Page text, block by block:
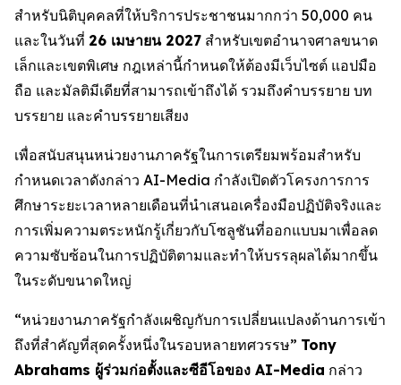
สำหรับนิติบุคคลที่ให้บริการประชาชนมากกว่า 50,000 คน
และในวันที่ 26 เมษายน 2027 สำหรับเขตอำนาจศาลขนาด
เล็กและเขตพิเศษ กฎเหล่านี้กำหนดให้ต้องมีเว็บไซต์ แอปมือ
ถือ และมัลติมีเดียที่สามารถเข้าถึงได้ รวมถึงคำบรรยาย บท
บรรยาย และคำบรรยายเสียง
เพื่อสนับสนุนหน่วยงานภาครัฐในการเตรียมพร้อมสำหรับ
กำหนดเวลาดังกล่าว AI-Media กำลังเปิดตัวโครงการการ
ศึกษาระยะเวลาหลายเดือนที่นำเสนอเครื่องมือปฏิบัติจริงและ
การเพิ่มความตระหนักรู้เกี่ยวกับโซลูชันที่ออกแบบมาเพื่อลด
ความซับซ้อนในการปฏิบัติตามและทำให้บรรลุผลได้มากขึ้น
ในระดับขนาดใหญ่
“หน่วยงานภาครัฐกำลังเผชิญกับการเปลี่ยนแปลงด้านการเข้า
ถึงที่สำคัญที่สุดครั้งหนึ่งในรอบหลายทศวรรษ” Tony
Abrahams ผู้ร่วมก่อตั้งและซีอีโอของ AI-Media กล่าว